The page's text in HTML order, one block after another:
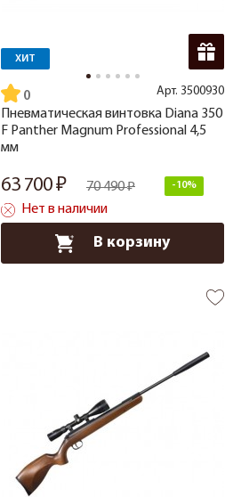
ХИТ
Арт. 3500930
Пневматическая винтовка Diana 350
F Panther Magnum Professional 4,5
мм
63 700 70 490 -10%
Нет в наличии
В корзину